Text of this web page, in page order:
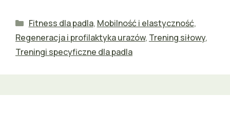
Kategorie
Fitness dla padla, Mobilność i elastyczność,
Regeneracja i profilaktyka urazów, Trening siłowy,
Treningi specyficzne dla padla